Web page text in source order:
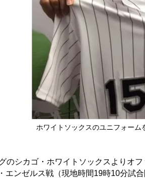
ホワイトソックスのユニフォー
シカゴ・ホワイトソックスよりオフ
エンゼルス戦（現地時間19時10分試